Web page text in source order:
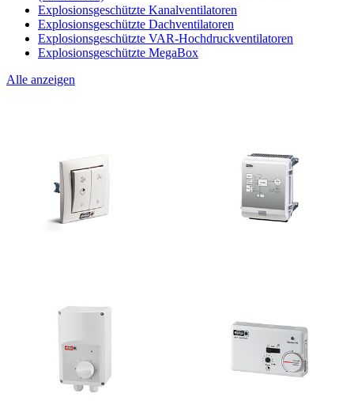
Explosionsgeschützte Kanalventilatoren
Explosionsgeschützte Dachventilatoren
Explosionsgeschützte VAR-Hochdruckventilatoren
Explosionsgeschützte MegaBox
Alle anzeigen